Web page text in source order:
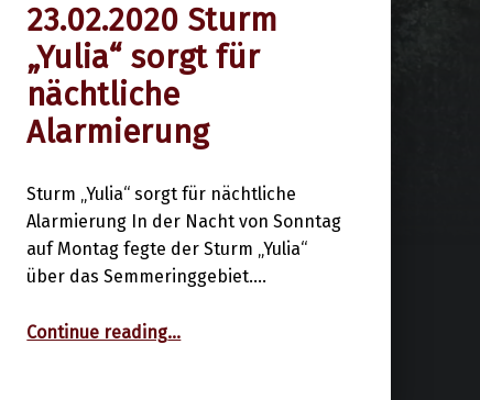
23.02.2020 Sturm
„Yulia“ sorgt für
nächtliche
Alarmierung
Sturm „Yulia“ sorgt für nächtliche
Alarmierung In der Nacht von Sonntag
auf Montag fegte der Sturm „Yulia“
über das Semmeringgebiet.…
Continue reading“23.02.2020 Sturm „Yulia“ sorgt für nächtliche Alarmierung”
…
24. Februar 2020